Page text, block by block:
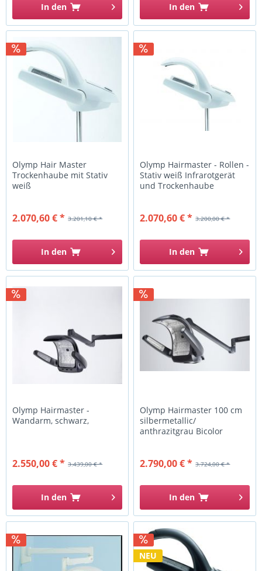
In den In den
Olymp Hair Master
Trockenhaube mit Stativ
weiß
3.201,10 € *
2.070,60 € *
In den
Olymp Hairmaster - Rollen -
Stativ weiß Infrarotgerät
und Trockenhaube
3.200,00 € *
2.070,60 € *
In den
Olymp Hairmaster -
Wandarm, schwarz,
3.439,00 € *
2.550,00 € *
In den
Olymp Hairmaster 100 cm
silbermetallic/
anthrazitgrau Bicolor
3.724,00 € *
2.790,00 € *
In den
NEU